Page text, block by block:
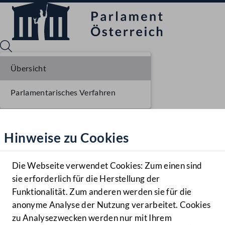
Hilfe
Benutzer
Navigationsmenü öffnen
MENÜ
Hinweise zu Cookies
Die Webseite verwendet Cookies: Zum einen sind
sie erforderlich für die Herstellung der
Funktionalität. Zum anderen werden sie für die
anonyme Analyse der Nutzung verarbeitet. Cookies
zu Analysezwecken werden nur mit Ihrem
Übersicht
Parlamentarisches Verfahren